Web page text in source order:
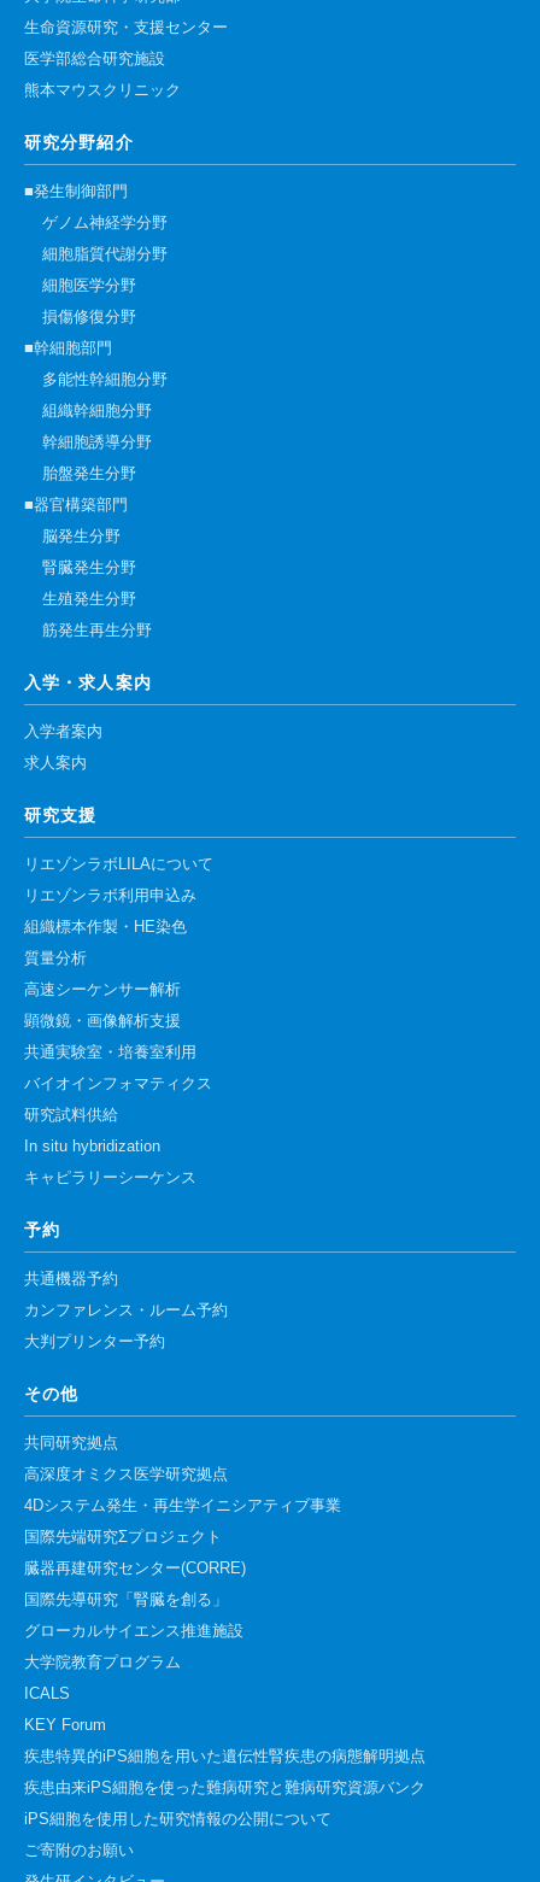
生命資源研究・支援センター
医学部総合研究施設
熊本マウスクリニック
研究分野紹介
■発生制御部門
ゲノム神経学分野
細胞脂質代謝分野
細胞医学分野
損傷修復分野
■幹細胞部門
多能性幹細胞分野
組織幹細胞分野
幹細胞誘導分野
胎盤発生分野
■器官構築部門
脳発生分野
腎臓発生分野
生殖発生分野
筋発生再生分野
入学・求人案内
入学者案内
求人案内
研究支援
リエゾンラボLILAについて
リエゾンラボ利用申込み
組織標本作製・HE染色
質量分析
高速シーケンサー解析
顕微鏡・画像解析支援
共通実験室・培養室利用
バイオインフォマティクス
研究試料供給
In situ hybridization
キャピラリーシーケンス
予約
共通機器予約
カンファレンス・ルーム予約
大判プリンター予約
その他
共同研究拠点
高深度オミクス医学研究拠点
4Dシステム発生・再生学イニシアティブ事業
国際先端研究Σプロジェクト
臓器再建研究センター(CORRE)
国際先導研究「腎臓を創る」
グローカルサイエンス推進施設
大学院教育プログラム
ICALS
KEY Forum
疾患特異的iPS細胞を用いた遺伝性腎疾患の病態解明拠点
疾患由来iPS細胞を使った難病研究と難病研究資源バンク
iPS細胞を使用した研究情報の公開について
ご寄附のお願い